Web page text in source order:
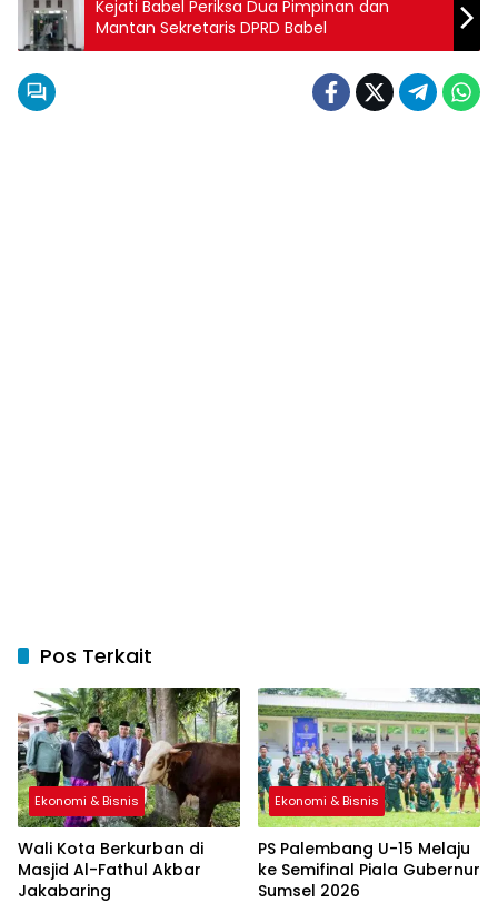
Kejati Babel Periksa Dua Pimpinan dan
Mantan Sekretaris DPRD Babel
Pos Terkait
Ekonomi & Bisnis
Wali Kota Berkurban di
Masjid Al-Fathul Akbar
Jakabaring
Ekonomi & Bisnis
PS Palembang U-15 Melaju
ke Semifinal Piala Gubernur
Sumsel 2026